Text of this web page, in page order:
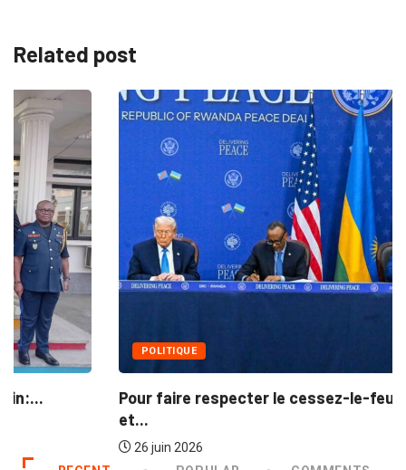
Related post
POLITIQUE
Pour faire respecter le cessez-le-feu...: Kinshasa